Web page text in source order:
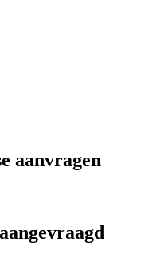
aanvragen